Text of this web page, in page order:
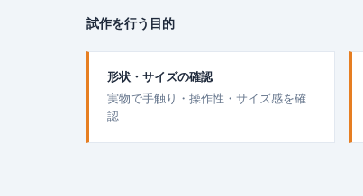
試作を行う目的
形状・サイズの確認
実物で手触り・操作性・サイズ感を確
認